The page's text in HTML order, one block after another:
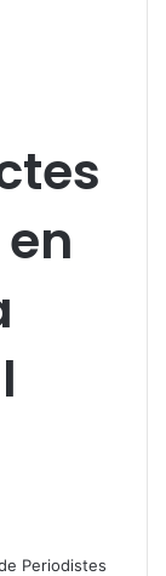
Periodistes